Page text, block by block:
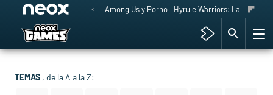
Among Us y Porno Hyrule Warriors: La Era del
TEMAS , de la A a la Z: